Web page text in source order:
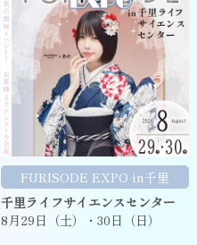
FURISODE EXPO in千里
千里ライフサイエンスセンター
8月29日（土）・30日（日）